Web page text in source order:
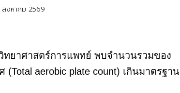
งหาคม 2569
ทยาศาสตร์การแพทย์ พบจำนวนรวมของ
aerobic plate count) เกินมาตรฐาน